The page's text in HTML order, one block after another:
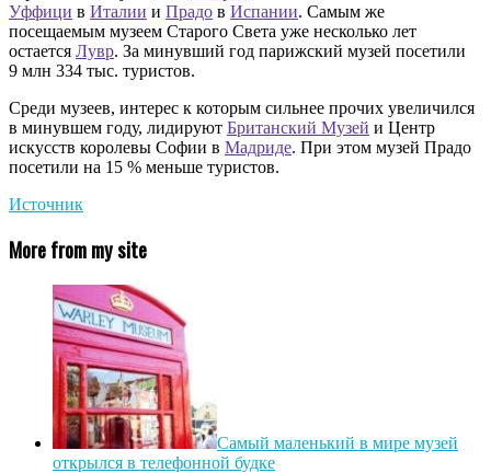
Уффици в Италии и Прадо в Испании. Самым же
посещаемым музеем Старого Света уже несколько лет
остается Лувр. За минувший год парижский музей посетили
9 млн 334 тыс. туристов.
Среди музеев, интерес к которым сильнее прочих увеличился
в минувшем году, лидируют Британский Музей и Центр
искусств королевы Софии в Мадриде. При этом музей Прадо
посетили на 15 % меньше туристов.
Источник
More from my site
Самый маленький в мире музей
открылся в телефонной будке